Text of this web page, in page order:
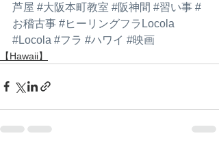
芦屋 #大阪本町教室 #阪神間 #習い事 #
お稽古事 #ヒーリングフラLocola
#Locola #フラ #ハワイ #映画
【Hawaii】